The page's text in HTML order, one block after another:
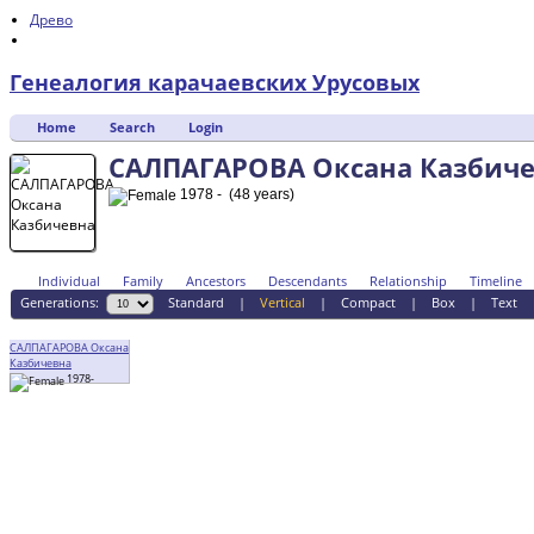
Древо
Генеалогия карачаевских Урусовых
Home Search Login
САЛПАГАРОВА Оксана
1978 - (48 years)
Individual Family Ancestors Descendants Relationship Timeline
Generations:
Standard | Vertical | Compact| Box| Text
САЛПАГАРОВА Оксана
Казбичевна
1978-